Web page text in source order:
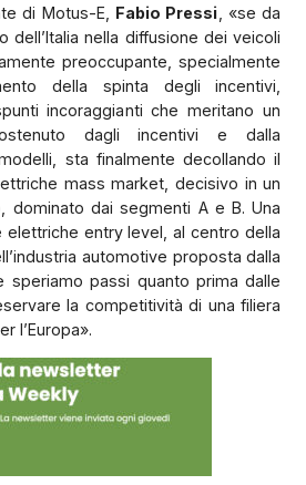
di Motus-E, Fabio Pressi , «se da
dell’Italia nella diffusione dei veicoli
preoccupante, specialmente
della spinta degli incentivi,
incoraggianti che meritano un
dagli incentivi e dalla
sta finalmente decollando il
mass market, decisivo in un
dominato dai segmenti A e B. Una
elettriche entry level, al centro della
automotive proposta dalla
speriamo passi quanto prima dalle
la competitività di una filiera
l’Europa».